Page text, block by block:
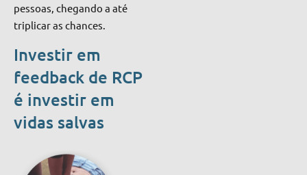
pessoas, chegando a até
triplicar as chances.
Investir em
feedback de RCP
é investir em
vidas salvas